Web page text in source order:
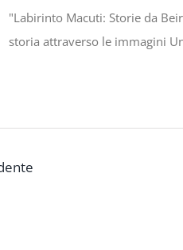
"Labirinto Macuti: Storie da
storia attraverso le immagini